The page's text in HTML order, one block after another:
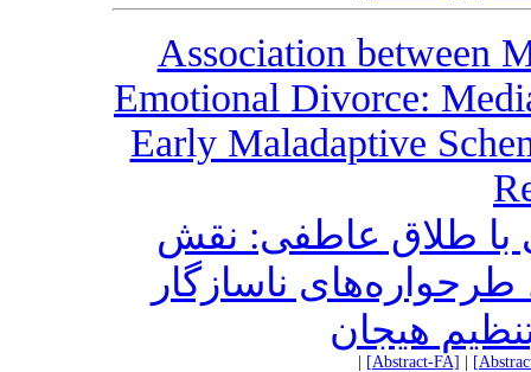
Association between
Emotional Divorce:
Early Maladaptive
با طلاق عاطفی: نقش
ناسازگار
هیجان
[Abstract-FA]